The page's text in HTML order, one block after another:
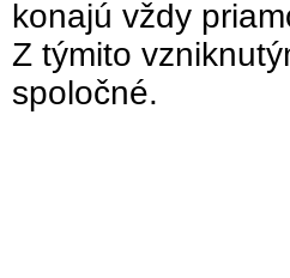
konajú vždy
Z týmito
spoločné.